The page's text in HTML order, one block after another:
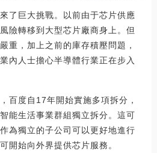
了巨大挑戰。以前由于芯片供應
險轉移到大型芯片廠商身上。但
重，加上之前的庫存積壓問題，
內人士擔心半導體行業正在步入
百度自17年開始實施多項拆分，
能生活事業群組獨立拆分。這可
為獨立的子公司可以更好地進行
開始向外界提供芯片服務。